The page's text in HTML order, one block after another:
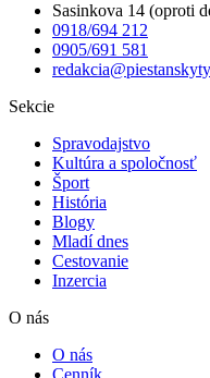
Sasinkova 14 (oproti
0918/694 212
0905/691 581
Sekcie
Spravodajstvo
Kultúra a spoločnosť
Šport
História
Blogy
Mladí dnes
Cestovanie
Inzercia
O nás
O nás